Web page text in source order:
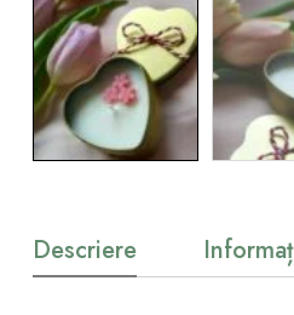
Descriere